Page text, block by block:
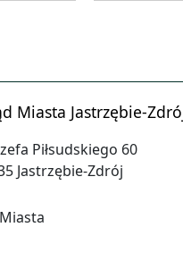
Miasta Jastrzębie-
Piłsudskiego 60
Jastrzębie-Zdrój